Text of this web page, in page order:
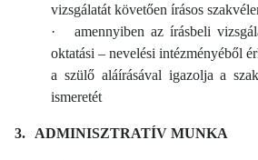
vizsgálatát követően írásos
·
amennyiben az írásbeli
oktatási – nevelési intézményéből
a szülő aláírásával igazolja a
ismeretét
3. ADMINISZTRATÍV MUNKA